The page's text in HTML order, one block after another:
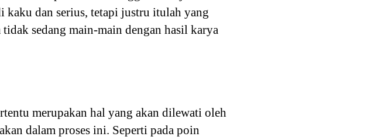
dan serius, tetapi justru itulah yang
sedang main-main dengan hasil karya
merupakan hal yang akan dilewati oleh
dalam proses ini. Seperti pada poin